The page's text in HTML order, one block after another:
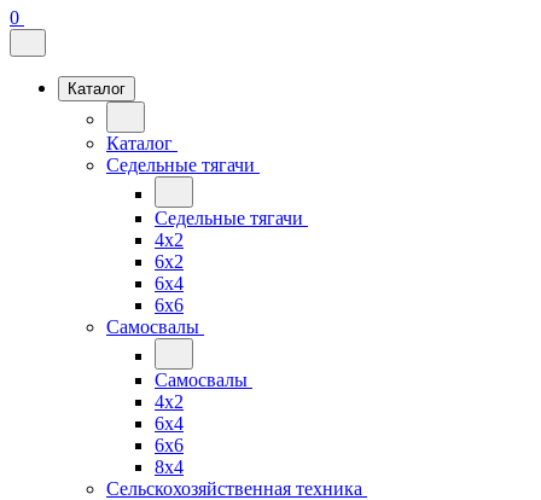
0
Каталог
Каталог
Седельные тягачи
Седельные тягачи
4x2
6x2
6x4
6x6
Самосвалы
Самосвалы
4x2
6x4
6x6
8x4
Сельскохозяйственная техника